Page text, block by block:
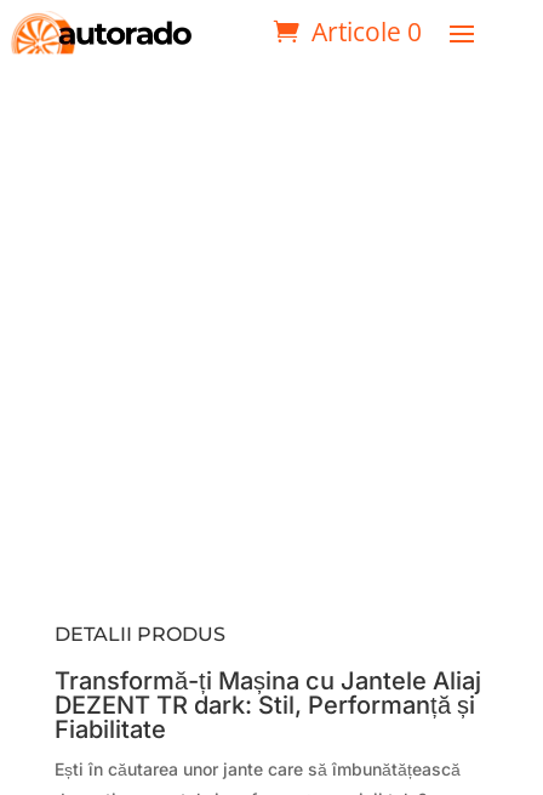
Articole 0
DETALII PRODUS
Transformă-ți Mașina cu Jantele Aliaj
DEZENT TR dark: Stil, Performanță și
Fiabilitate
Ești în căutarea unor jante care să îmbunătățească